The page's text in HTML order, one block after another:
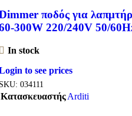
ποδός για
300W 220/240V 50/
In stock
to see prices
034111
ΚατασκευαστήςArditi